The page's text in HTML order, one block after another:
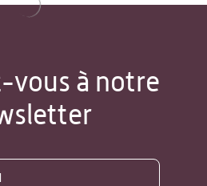
vous à notre